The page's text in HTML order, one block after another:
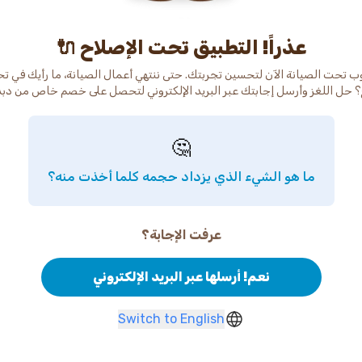
عذراً! التطبيق تحت الإصلاح 🔌
تحت الصيانة الآن لتحسين تجربتك. حتى ننتهي أعمال الصيانة، ما رأيك في
حل اللغز وأرسل إجابتك عبر البريد الإلكتروني لتحصل على خصم خاص من
🤔
ما هو الشيء الذي يزداد حجمه كلما أخذت منه؟
عرفت الإجابة؟
نعم! أرسلها عبر البريد الإلكتروني
Switch to English